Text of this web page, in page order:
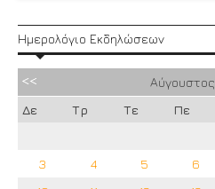
Ημερολόγιο Εκδηλώσεων
Αύγουστος
Δε
Τρ Τε Πε
3
4 5 6